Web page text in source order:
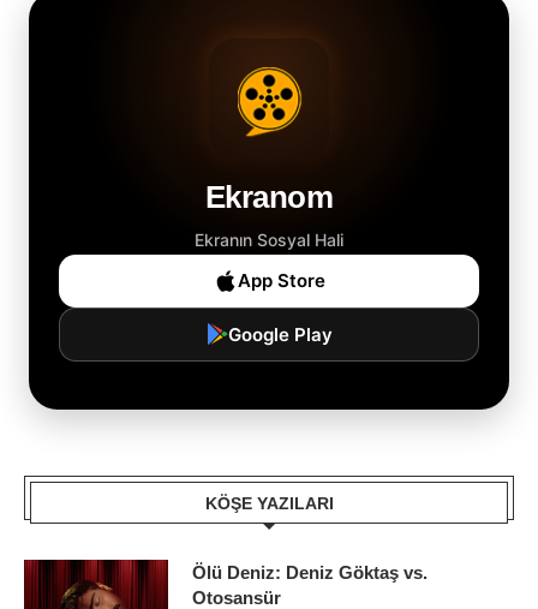
Ekranom
Ekranın Sosyal Hali
App Store
Google Play
KÖŞE YAZILARI
Ölü Deniz: Deniz Göktaş vs.
Otosansür